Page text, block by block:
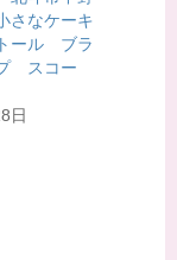
なケーキ
ール ブラ
スコー
日